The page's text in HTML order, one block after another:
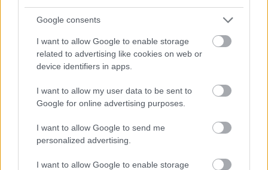
Google consents
I want to allow Google to enable storage
related to advertising like cookies on web or
device identifiers in apps.
I want to allow my user data to be sent to
Google for online advertising purposes.
I want to allow Google to send me
personalized advertising.
I want to allow Google to enable storage
Ίντερ
Μπάγερν Μονάχου
Διαβάστε την συνέχεια στο newsbomb.gr